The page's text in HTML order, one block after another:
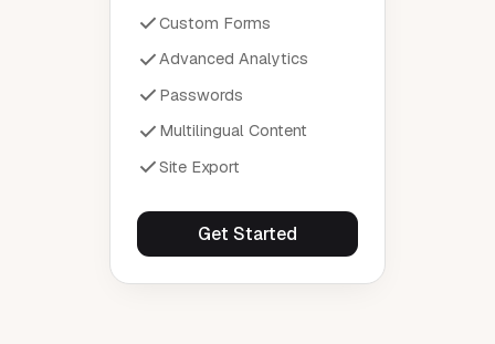
Custom Forms
Advanced Analytics
Passwords
Multilingual Content
Site Export
Get Started